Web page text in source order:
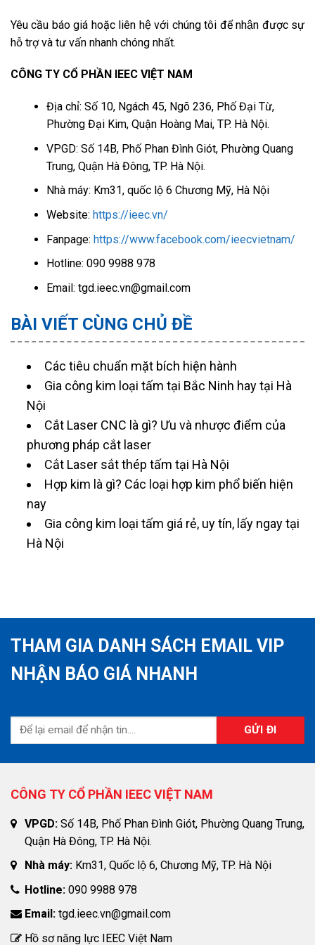
Yêu cầu báo giá hoặc liên hệ với chúng tôi để nhận được sự
hỗ trợ và tư vấn nhanh chóng nhất.
CÔNG TY CỔ PHẦN IEEC VIỆT NAM
Địa chỉ: Số 10, Ngách 45, Ngõ 236, Phố Đại Từ,
Phường Đại Kim, Quận Hoàng Mai, TP. Hà Nội.
VPGD: Số 14B, Phố Phan Đình Giót, Phường Quang
Trung, Quận Hà Đông, TP. Hà Nội.
Nhà máy: Km31, quốc lộ 6 Chương Mỹ, Hà Nội
Website: https://ieec.vn/
Fanpage: https://www.facebook.com/ieecvietnam/
Hotline: 090 9988 978
Email: tgd.ieec.vn@gmail.com
BÀI VIẾT CÙNG CHỦ ĐỀ
Các tiêu chuẩn mặt bích hiện hành
Gia công kim loại tấm tại Bắc Ninh hay tại Hà
Nội
Cắt Laser CNC là gì? Ưu và nhược điểm của
phương pháp cắt laser
Cắt Laser sắt thép tấm tại Hà Nội
Hợp kim là gì? Các loại hợp kim phổ biến hiện
nay
Gia công kim loại tấm giá rẻ, uy tín, lấy ngay tại
Hà Nội
THAM GIA DANH SÁCH EMAIL VIP
NHẬN BÁO GIÁ NHANH
CÔNG TY CỔ PHẦN IEEC VIỆT NAM
VPGD: Số 14B, Phố Phan Đình Giót, Phường Quang Trung,
Quận Hà Đông, TP. Hà Nội.
Nhà máy: Km31, Quốc lộ 6, Chương Mỹ, TP. Hà Nội
Hotline: 090 9988 978
Email: tgd.ieec.vn@gmail.com
Hồ sơ năng lực IEEC Việt Nam